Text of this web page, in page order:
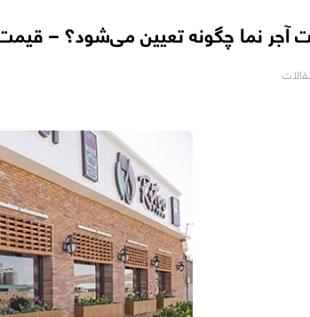
آجر نما چگونه تعیین می‌شود؟ – قیمت